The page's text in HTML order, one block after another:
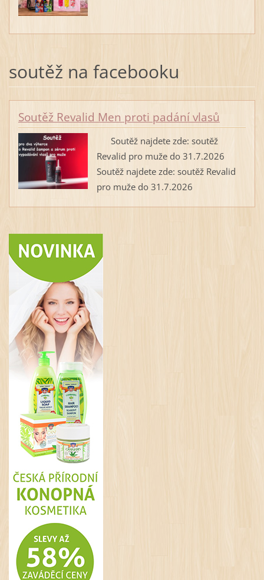
soutěž na facebooku
Soutěž Revalid Men proti padání vlasů
Soutěž najdete zde: soutěž
Revalid pro muže do 31.7.2026
Soutěž najdete zde: soutěž Revalid
pro muže do 31.7.2026